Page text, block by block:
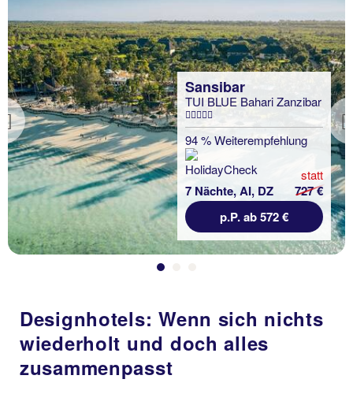
Previous
Sansibar
TUI BLUE Bahari Zanzibar
94 % Weiterempfehlung
7 Nächte, AI, DZ
statt
727 €
p.P. ab 572 €
Designhotels: Wenn sich nichts
wiederholt und doch alles
zusammenpasst